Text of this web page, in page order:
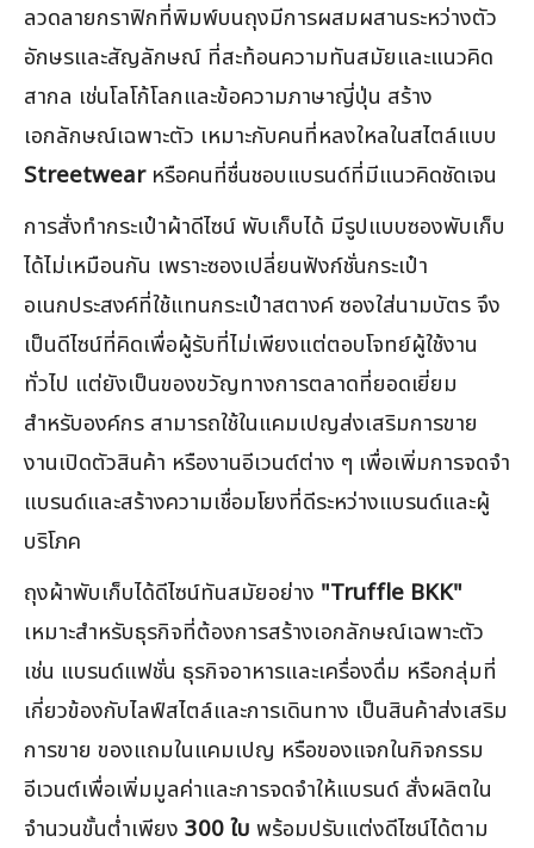
ลวดลายกราฟิกที่พิมพ์บนถุงมีการผสมผสานระหว่างตัว
อักษรและสัญลักษณ์ ที่สะท้อนความทันสมัยและแนวคิด
สากล เช่นโลโก้โลกและข้อความภาษาญี่ปุ่น สร้าง
เอกลักษณ์เฉพาะตัว เหมาะกับคนที่หลงใหลในสไตล์แบบ
Streetwearหรือคนที่ชื่นชอบแบรนด์ที่มีแนวคิดชัดเจน
การสั่งทำกระเป๋าผ้าดีไซน์ พับเก็บได้ มีรูปแบบซองพับเก็บ
ได้ไม่เหมือนกัน เพราะซองเปลี่ยนฟังก์ชั่นกระเป๋า
อเนกประสงค์ที่ใช้แทนกระเป๋าสตางค์ ซองใส่นามบัตร จึง
เป็นดีไซน์ที่คิดเพื่อผู้รับที่ไม่เพียงแต่ตอบโจทย์ผู้ใช้งาน
ทั่วไป แต่ยังเป็นของขวัญทางการตลาดที่ยอดเยี่ยม
สำหรับองค์กร สามารถใช้ในแคมเปญส่งเสริมการขาย
งานเปิดตัวสินค้า หรืองานอีเวนต์ต่าง ๆ เพื่อเพิ่มการจดจำ
แบรนด์และสร้างความเชื่อมโยงที่ดีระหว่างแบรนด์และผู้
บริโภค
ถุงผ้าพับเก็บได้ดีไซน์ทันสมัยอย่าง "Truffle BKK"
เหมาะสำหรับธุรกิจที่ต้องการสร้างเอกลักษณ์เฉพาะตัว
เช่น แบรนด์แฟชั่น ธุรกิจอาหารและเครื่องดื่ม หรือกลุ่มที่
เกี่ยวข้องกับไลฟ์สไตล์และการเดินทาง เป็นสินค้าส่งเสริม
การขาย ของแถมในแคมเปญ หรือของแจกในกิจกรรม
อีเวนต์เพื่อเพิ่มมูลค่าและการจดจำให้แบรนด์ สั่งผลิตใน
จำนวนขั้นต่ำเพียง 300 ใบ พร้อมปรับแต่งดีไซน์ได้ตาม